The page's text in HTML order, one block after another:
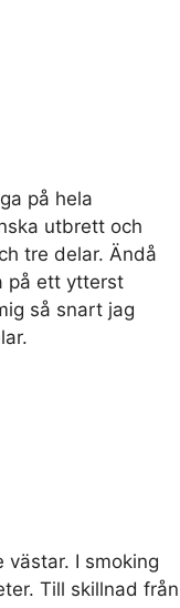
på hela
utbrett och
tre delar. Ändå
på ett ytterst
så snart jag
västar. I smoking
Till skillnad från